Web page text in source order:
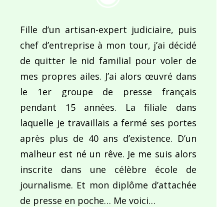
Fille d’un artisan-expert judiciaire, puis
chef d’entreprise à mon tour, j’ai décidé
de quitter le nid familial pour voler de
mes propres ailes. J’ai alors œuvré dans
le 1er groupe de presse français
pendant 15 années. La filiale dans
laquelle je travaillais a fermé ses portes
après plus de 40 ans d’existence. D’un
malheur est né un rêve. Je me suis alors
inscrite dans une célèbre école de
journalisme. Et mon diplôme d’attachée
de presse en poche… Me voici…